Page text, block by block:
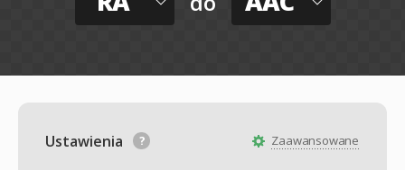
Zaawansowane
Ustawienia